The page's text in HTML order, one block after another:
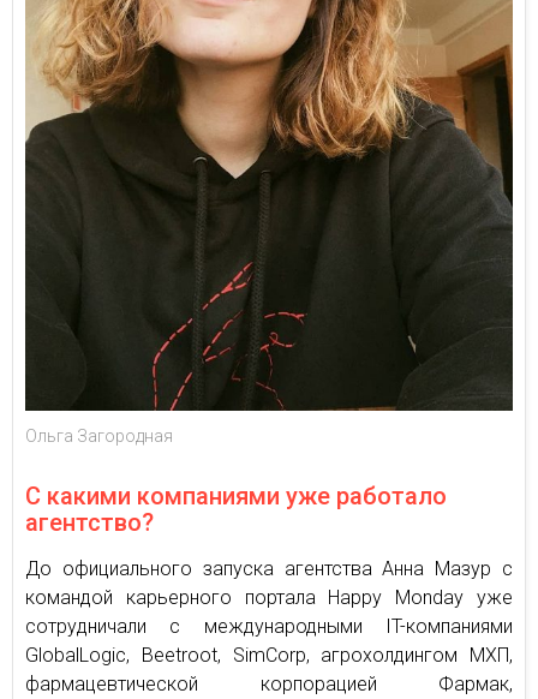
Ольга Загородная
С какими компаниями уже работало
агентство?
До официального запуска агентства Анна Мазур с
командой карьерного портала Happy Monday уже
сотрудничали с международными IT-компаниями
GlobalLogic, Beetroot, SimCorp, агрохолдингом МХП,
фармацевтической корпорацией Фармак,